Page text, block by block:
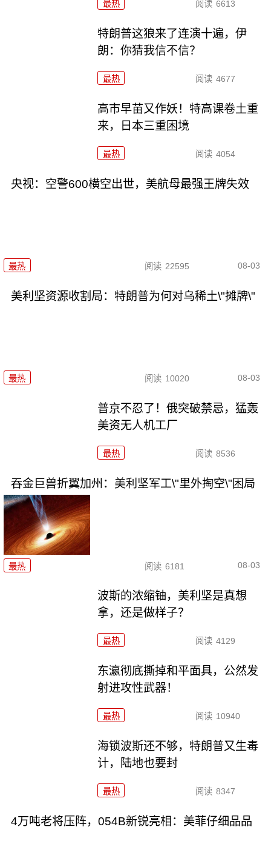
最热 阅读 6613
特朗普这狼来了连演十遍，伊
朗：你猜我信不信？
最热 阅读 4677
高市早苗又作妖！特高课卷土重
来，日本三重困境
最热 阅读 4054
央视：空警600横空出世，美航母最强王牌失效
最热 阅读 22595 08-03
美利坚资源收割局：特朗普为何对乌稀土\"摊牌\"
最热 阅读 10020 08-03
普京不忍了！俄突破禁忌，猛轰
美资无人机工厂
最热 阅读 8536
吞金巨兽折翼加州：美利坚军工\"里外掏空\"困局
最热 阅读 6181 08-03
波斯的浓缩铀，美利坚是真想
拿，还是做样子？
最热 阅读 4129
东瀛彻底撕掉和平面具，公然发
射进攻性武器！
最热 阅读 10940
海锁波斯还不够，特朗普又生毒
计，陆地也要封
最热 阅读 8347
4万吨老将压阵，054B新锐亮相：美菲仔细品品